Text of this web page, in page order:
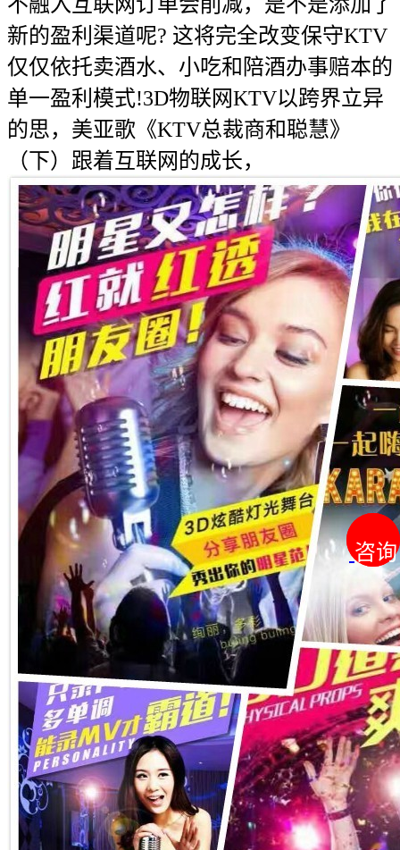
咨询
咨询
新的盈利渠道呢? 这将完全改变保守KTV
仅仅依托卖酒水、小吃和陪酒办事赔本的
单一盈利模式!3D物联网KTV以跨界立异
的思，美亚歌《KTV总裁商和聪慧》
（下）跟着互联网的成长，